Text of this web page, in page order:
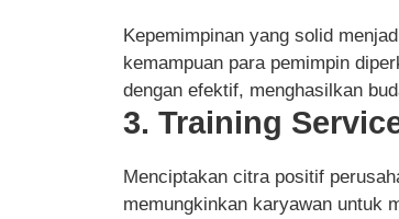
Kepemimpinan yang solid
kemampuan para pemimpin
dengan efektif, menghasilkan
3. Training
Menciptakan citra positif
memungkinkan karyawan untuk